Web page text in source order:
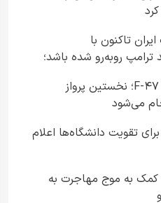
تاکنون با
روبه‌رو شده باشد؛
می‌زند
جنگنده نسل ششم آمریکا F-۴۷؛ نخستین پرواز
تقویت دانشگاه‌ها اعلام
کمک به موج مهاجرت به